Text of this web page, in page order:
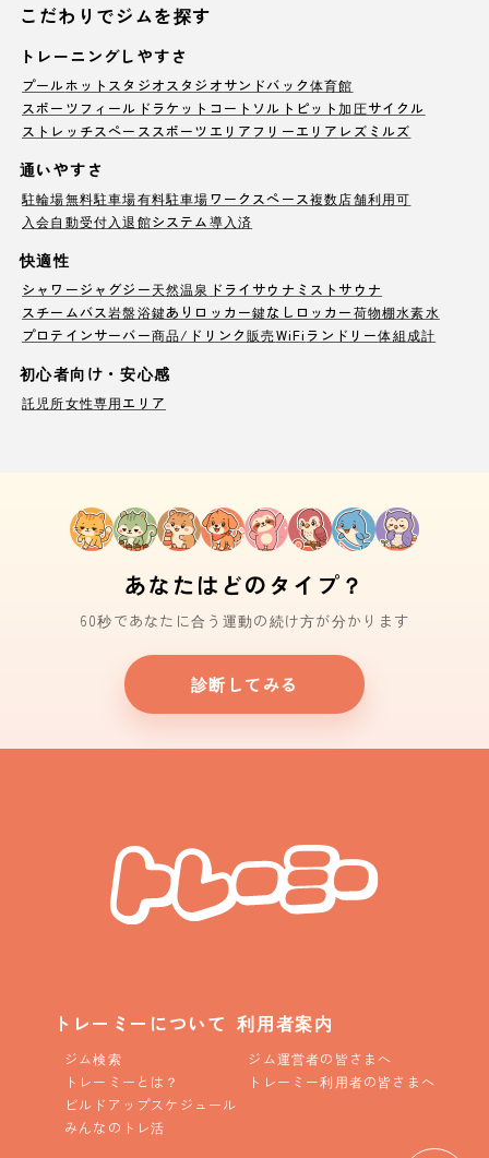
こだわりでジムを探す
トレーニングしやすさ
プールホットスタジオ スタジオサンドバック体育館
スポーツフィールド ラケットコート ソルトピット加圧サイクル
ストレッチスペース スポーツエリア フリーエリア レズミルズ
通いやすさ
駐輪場無料駐車場有料駐車場ワークスペース複数店舗利用可
入会自動受付 入退館システム導入済
快適性
シャワージャグジー天然温泉 ドライサウナ ミストサウナ
スチームバス岩盤浴鍵ありロッカー鍵なしロッカー荷物棚水素水
プロテインサーバー商品/ドリンク販売WiFi ランドリー体組成計
初心者向け・安心感
託児所女性専用エリア
あなたはどのタイプ？
60秒であなたに合う運動の続け方が分かります
診断してみる
トレーミーについて
ジム検索
トレーミーとは？
ビルドアップスケジュール
みんなのトレ活
利用者案内
ジム運営者の皆さまへ
トレーミー利用者の皆さまへ